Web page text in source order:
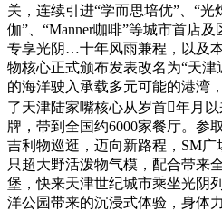
关，连续引进“学而思培优”、“光
伽”、“Manner咖啡”等城市首店
专享光阴…十年风雨兼程，以及
物核心正式颁布发表改名为“天
的海洋驶入承载多元可能的港湾
了天津陆家嘴核心从岁首年月
牌，带到全国约6000家餐厅。参
吉利物巡逛，迈向新路程，SM广
只超大野活泼物气模，配合带来
堡，快来天津世纪城市乘坐光阴
洋公园带来的沉浸式体验，身体